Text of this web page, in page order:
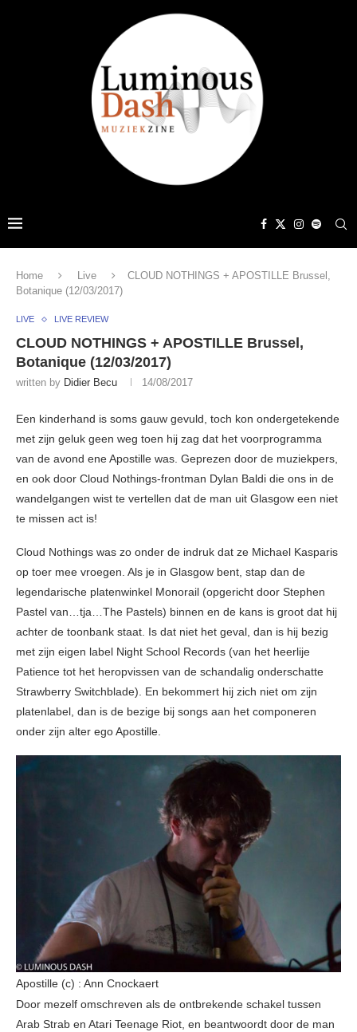
Home Live
CLOUD NOTHINGS + APOSTILLE Brussel,
Botanique (12/03/2017)
LIVE LIVE REVIEW
CLOUD NOTHINGS + APOSTILLE Brussel,
Botanique (12/03/2017)
written by Didier Becu 14/08/2017
Een kinderhand is soms gauw gevuld, toch kon ondergetekende
met zijn geluk geen weg toen hij zag dat het voorprogramma
van de avond ene Apostille was. Geprezen door de muziekpers,
en ook door Cloud Nothings-frontman Dylan Baldi die ons in de
wandelgangen wist te vertellen dat de man uit Glasgow een niet
te missen act is!
Cloud Nothings was zo onder de indruk dat ze Michael Kasparis
op toer mee vroegen. Als je in Glasgow bent, stap dan de
legendarische platenwinkel Monorail (opgericht door Stephen
Pastel van…tja…The Pastels) binnen en de kans is groot dat hij
achter de toonbank staat. Is dat niet het geval, dan is hij bezig
met zijn eigen label Night School Records (van het heerlije
Patience tot het heropvissen van de schandalig onderschatte
Strawberry Switchblade). En bekommert hij zich niet om zijn
platenlabel, dan is de bezige bij songs aan het componeren
onder zijn alter ego Apostille.
Apostille (c) : Ann Cnockaert
Door mezelf omschreven als de ontbrekende schakel tussen
Arab Strab en Atari Teenage Riot, en beantwoordt door de man